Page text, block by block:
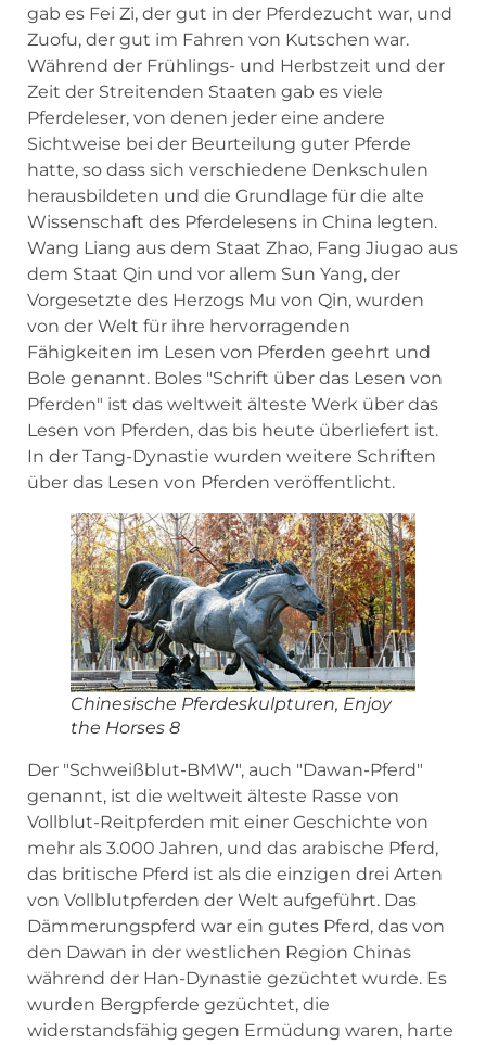
gab es Fei Zi, der gut in der Pferdezucht war, und
Zuofu, der gut im Fahren von Kutschen war.
Während der Frühlings- und Herbstzeit und der
Zeit der Streitenden Staaten gab es viele
Pferdeleser, von denen jeder eine andere
Sichtweise bei der Beurteilung guter Pferde
hatte, so dass sich verschiedene Denkschulen
herausbildeten und die Grundlage für die alte
Wissenschaft des Pferdelesens in China legten.
Wang Liang aus dem Staat Zhao, Fang Jiugao aus
dem Staat Qin und vor allem Sun Yang, der
Vorgesetzte des Herzogs Mu von Qin, wurden
von der Welt für ihre hervorragenden
Fähigkeiten im Lesen von Pferden geehrt und
Bole genannt. Boles "Schrift über das Lesen von
Pferden" ist das weltweit älteste Werk über das
Lesen von Pferden, das bis heute überliefert ist.
In der Tang-Dynastie wurden weitere Schriften
über das Lesen von Pferden veröffentlicht.
Chinesische Pferdeskulpturen, Enjoy
the Horses 8
Der "Schweißblut-BMW", auch "Dawan-Pferd"
genannt, ist die weltweit älteste Rasse von
Vollblut-Reitpferden mit einer Geschichte von
mehr als 3.000 Jahren, und das arabische Pferd,
das britische Pferd ist als die einzigen drei Arten
von Vollblutpferden der Welt aufgeführt. Das
Dämmerungspferd war ein gutes Pferd, das von
den Dawan in der westlichen Region Chinas
während der Han-Dynastie gezüchtet wurde. Es
wurden Bergpferde gezüchtet, die
widerstandsfähig gegen Ermüdung waren, harte